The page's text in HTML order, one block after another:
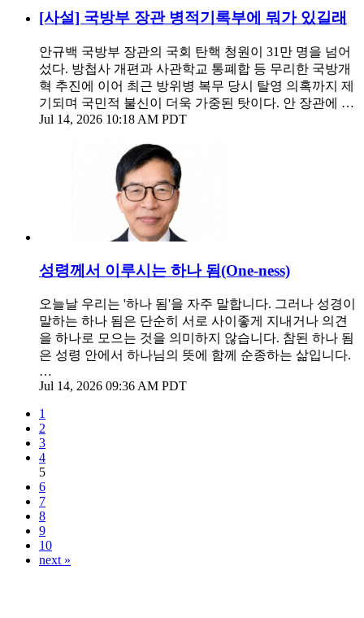
[사설] 국방부 장관 병적기록부에 뭐가 있길래
안규백 국방부 장관의 국회 탄핵 청원이 31만 명을 넘어
섰다. 방첩사 개편과 사관학교 통폐합 등 무리한 국방개
혁 추진에 이어 최근 방위병 복무 당시 탈영 의혹까지 제
기되며 국민적 불신이 더욱 가중된 탓이다. 안 장관에 …
Jul 14, 2026 10:18 AM PDT
성령께서 이루시는 하나 됨(One-ness)
오늘날 우리는 '하나 됨'을 자주 말합니다. 그러나 성경이
말하는 하나 됨은 단순히 서로 사이좋게 지내거나 의견
을 하나로 모으는 것을 의미하지 않습니다. 참된 하나 됨
은 성령 안에서 하나님의 뜻에 함께 순종하는 삶입니다.
…
Jul 14, 2026 09:36 AM PDT
1
2
3
4
5
6
7
8
9
10
next »